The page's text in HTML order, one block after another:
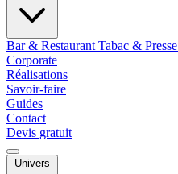
Bar & Restaurant Tabac & Presse
Corporate
Réalisations
Savoir-faire
Guides
Contact
Devis gratuit
Univers